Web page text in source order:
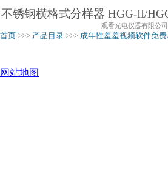
不锈钢横格式分样器 HGG-II/
观看光电仪器有限公司
首页 >>> 产品目录 >>> 成年性羞羞视频软件免费
网站地图